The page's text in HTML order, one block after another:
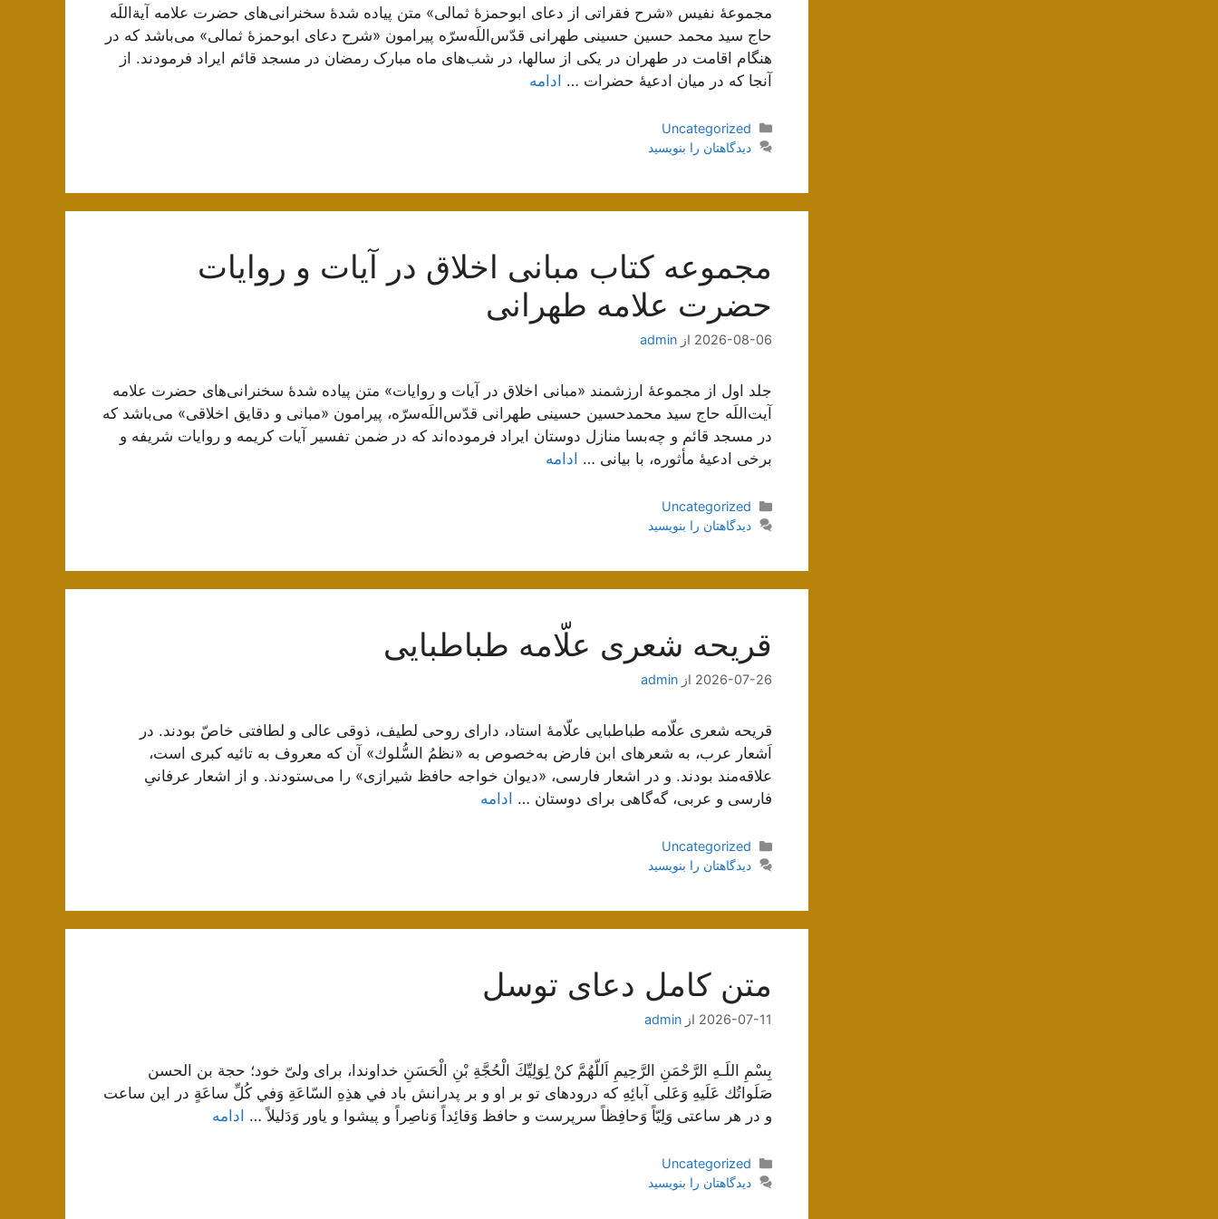
مجموعۀ نفیس «شرح فقراتی از دعای ابوحمزۀ ثمالی» متن پیاده شدۀ سخنرانی‌های حضرت علامه آیة‌اللَه
حاج سید محمد حسین حسینی طهرانی قدّس‌اللَه‌سرّه پیرامون «شرح دعای ابوحمزۀ ثمالی» می‌باشد که در
هنگام اقامت در طهران در یکی از سالها، در شب‌های ماه مبارک رمضان در مسجد قائم ایراد فرمودند. از
آنجا که در میان ادعیۀ حضرات … ادامه
دسته‌ها
Uncategorized
دیدگاهتان را بنویسید
مجموعه کتاب مبانی اخلاق در آیات و روایات
حضرت علامه طهرانی
2026-08-06 از admin
جلد اول از مجموعۀ ارزشمند «مبانی اخلاق در آیات و روایات» متن پیاده شدۀ سخنرانی‌های حضرت علامه
آیت‌اللَه حاج سید محمدحسین حسینی طهرانی قدّس‌اللَه‌سرّه، پیرامون «مبانی و دقایق اخلاقی» می‌باشد که
در مسجد قائم و چه‌بسا منازل دوستان ایراد فرموده‌اند که در ضمن تفسیر آیات کریمه و روایات شریفه و
برخی ادعیۀ مأثوره، با بیانی … ادامه
دسته‌ها
Uncategorized
دیدگاهتان را بنویسید
قریحه شعری علّامه طباطبایی
2026-07-26 از admin
قریحه شعری علّامه طباطبایی علّامۀ استاد، داراى روحی لطیف، ذوقی عالى و لطافتی خاصّ بودند. در
اَشعار عرب، به شعرهاى‌ ابن فارض‌ به‌خصوص به «نظمُ السُّلوك» آن‌ كه معروف به‌ تائیه کبرى‌ است،
علاقه‌مند بودند. و در اشعار فارسى، «دیوان خواجه حافظ شیرازى» را مى‌ستودند. و از اشعار عرفانىِ
فارسى و عربى، گه‌گاهى براى دوستان … ادامه
دسته‌ها
Uncategorized
دیدگاهتان را بنویسید
متن کامل دعای توسل
2026-07-11 از admin
بِسْمِ اللَـهِ الرَّحْمَنِ الرَّحِيمِ اَللّهُمَّ كنْ لِوَلِيِّكَ الْحُجَّةِ بْنِ الْحَسَنِ خداوندا، برای ولیّ خود؛ حجة بن الحسن
صَلَواتُك عَلَيهِ وَعَلى آبائِهِ که درود‌های تو بر او و بر پدرانش باد في هذِهِ السّاعَةِ وَفي كُلِّ ساعَةٍ در این ساعت
و در هر ساعتی وَلِيّاً وَحافِظاً سرپرست و حافظ وَقائِداً وَناصِراً و پیشوا و یاور وَدَليلاً … ادامه
دسته‌ها
Uncategorized
دیدگاهتان را بنویسید